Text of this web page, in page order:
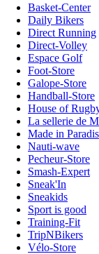
Basket-Center
Daily Bikers
Direct Running
Direct-Volley
Espace Golf
Foot-Store
Galope-Store
Handball-Store
House of
La sellerie de
Made in Paradis
Nauti-wave
Pecheur-Store
Smash-Expert
Sneak'In
Sneakids
Sport is good
Training-Fit
TripNBikers
Vélo-Store